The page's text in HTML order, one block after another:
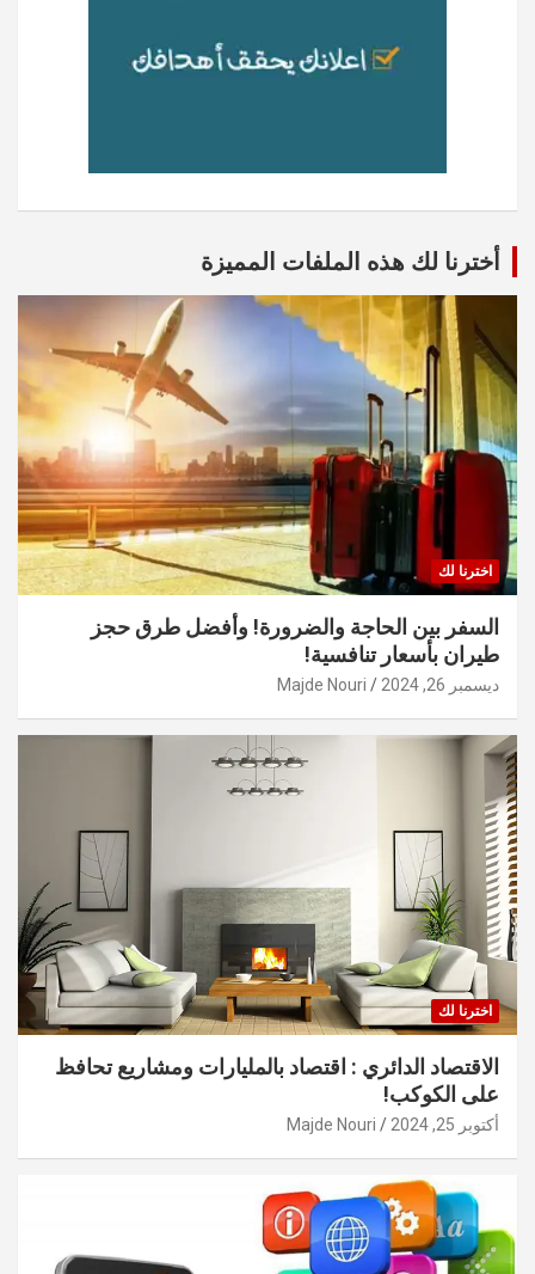
أخترنا لك هذه الملفات المميزة
اخترنا لك
السفر بين الحاجة والضرورة! وأفضل طرق حجز
طيران بأسعار تنافسية!
ديسمبر 26, 2024 Majde Nouri
اخترنا لك
الاقتصاد الدائري : اقتصاد بالمليارات ومشاريع تحافظ
على الكوكب!
أكتوبر 25, 2024 Majde Nouri